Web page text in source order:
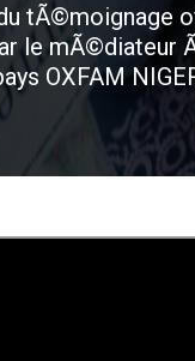
tÃ©moignage
le mÃ©diateur
OXFAM